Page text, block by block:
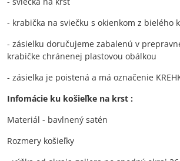
- krabička na sviečku s okienkom z bielého
- zásielku doručujeme zabalenú v
krabičke chránenej plastovou obálkou
- zásielka je poistená a má označenie
Infomácie ku košieľke na krst :
Materiál - bavlnený satén
Rozmery košieľky